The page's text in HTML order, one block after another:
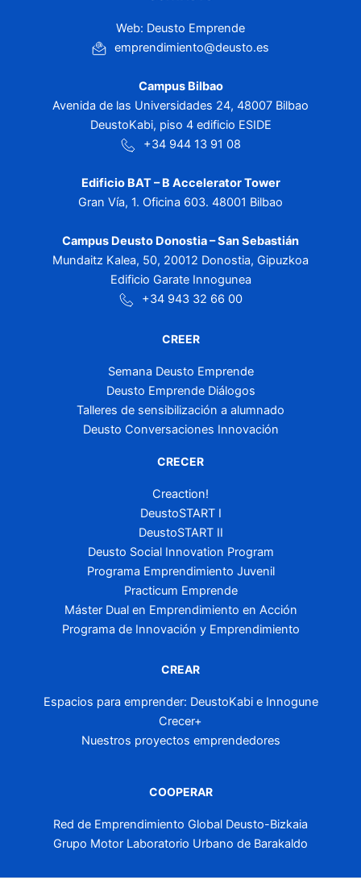
Web: Deusto Emprende
emprendimiento@deusto.es
Campus Bilbao
Avenida de las Universidades 24, 48007 Bilbao
DeustoKabi, piso 4 edificio ESIDE
+34 944 13 91 08
Edificio BAT – B Accelerator Tower
Gran Vía, 1. Oficina 603. 48001 Bilbao
Campus Deusto Donostia – San Sebastián
Mundaitz Kalea, 50, 20012 Donostia, Gipuzkoa
Edificio Garate Innogunea
+34 943 32 66 00
CREER
Semana Deusto Emprende
Deusto Emprende Diálogos
Talleres de sensibilización a alumnado
Deusto Conversaciones Innovación
CRECER
Creaction!
DeustoSTART I
DeustoSTART II
Deusto Social Innovation Program
Programa Emprendimiento Juvenil
Practicum Emprende
Máster Dual en Emprendimiento en Acción
Programa de Innovación y Emprendimiento
CREAR
Espacios para emprender: DeustoKabi e Innogune
Crecer+
Nuestros proyectos emprendedores
COOPERAR
Red de Emprendimiento Global Deusto-Bizkaia
Grupo Motor Laboratorio Urbano de Barakaldo